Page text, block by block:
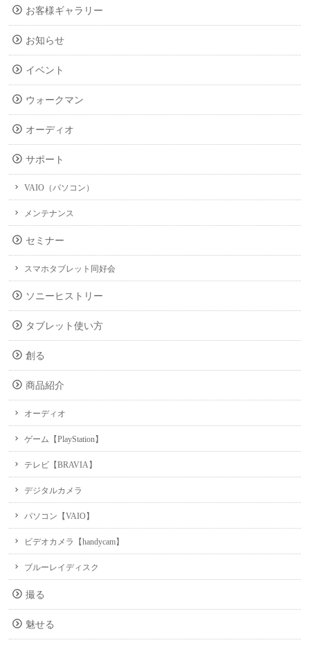
お客様ギャラリー
お知らせ
イベント
ウォークマン
オーディオ
サポート
VAIO（パソコン）
メンテナンス
セミナー
スマホタブレット同好会
ソニーヒストリー
タブレット使い方
創る
商品紹介
オーディオ
ゲーム【PlayStation】
テレビ【BRAVIA】
デジタルカメラ
パソコン【VAIO】
ビデオカメラ【handycam】
ブルーレイディスク
撮る
魅せる